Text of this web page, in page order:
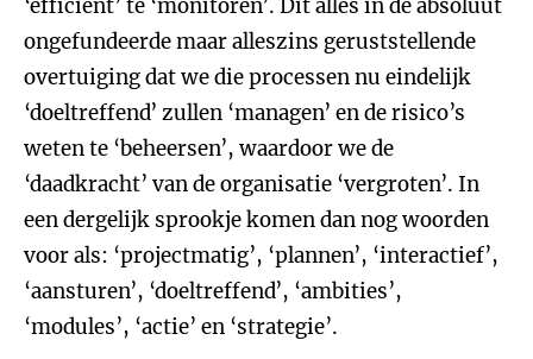
‘efficiënt’ te ‘monitoren’. Dit alles in de absoluut
ongefundeerde maar alleszins geruststellende
overtuiging dat we die processen nu eindelijk
‘doeltreffend’ zullen ‘managen’ en de risico’s
weten te ‘beheersen’, waardoor we de
‘daadkracht’ van de organisatie ‘vergroten’. In
een dergelijk sprookje komen dan nog woorden
voor als: ‘projectmatig’, ‘plannen’, ‘interactief’,
‘aansturen’, ‘doeltreffend’, ‘ambities’,
‘modules’, ‘actie’ en ‘strategie’.